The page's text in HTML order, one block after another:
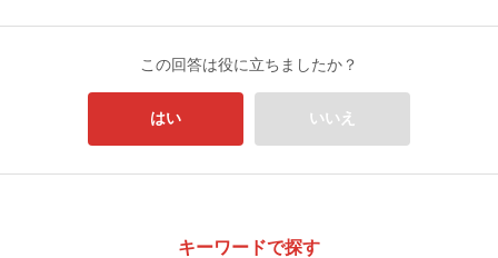
この回答は役に立ちましたか？
はい いいえ
キーワードで探す